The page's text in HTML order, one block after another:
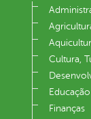
Cultura,
Educação
Finanças